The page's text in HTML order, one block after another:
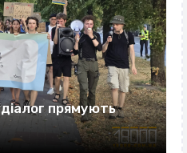
прямують